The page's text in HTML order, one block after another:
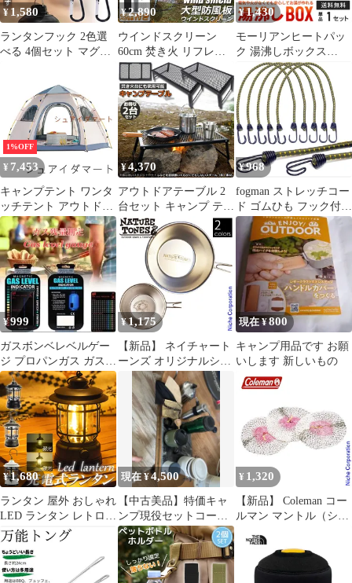
¥1,580
ランタンフック 2色選
べる 4個セット マグネ
ンプ アウトドア 吊り下
げ ハンガー 小物 冷蔵
庫 グッズ アウトドア用
品 キャンプグッズ ラン
タンハンガー ブラック
ホワイト 黒 白
¥2,890
ウインドスクリーン
60cm 焚き火 リフレク
ター 反射板 風除板 防
風板 亜鉛メッキ鋼板 大
型 風防 キャンプ 風よ
け 収納ケース付き バー
ベキュー キャンプ用品
¥1,430
モーリアンヒートパッ
ク 湯沸しボックス
（BOX）火がなくても
お湯が沸く | キャンプ /
アウトドア / 登山 / 釣
り / 備蓄品 / 非常用 / 防
災用品 / 避難所 / イン
スタント食品 / フリー
ズドライ
1%OFF
¥ 7,453
キャンプテント ワンタ
ッチテント アウトドア
キャンプ用品 六角形構
造 簡単設営 通気性抜群
防風 UVカット UPF50+
3~4人用テント 2つド
ア?四つ側窓設計 専用
収納袋付属
¥4,370
アウトドアテーブル 2
台セット キャンプ テー
ブル 焚き火テーブル
55×30cm 折りたたみ フ
ィールドラック キャン
プ用品 フルメッシュミ
ニテーブル スチール フ
ィールドラック BBQ 軽
量 焚き火 直火 キャン
プ アウトドア
¥968
fogman ストレッチコー
ド ゴムひも フック付き
キャンプ用品 アウトド
ア 荷物固定 5本セット
(グリーン, Medium)
¥999
ガスボンベレベルゲー
ジ プロパンガス ガス残
量計測 ガス残量表示 キ
ャンプ用品
¥1,175
【新品】 ネイチャート
ーンズ オリジナルシェ
ラカップ OSC キャンプ
用品
現在 ¥800
キャンプ用品です お願
いします 新しいもの
¥1,680
ランタン 屋外 おしゃれ
LED ランタン レトロ
無段階調光 USB充電式
小型 暖色 アウトドア
キャンプ用品 夜釣り 応
急 防災 停電用 非常用
現在 ¥4,500
【中古美品】特価キャ
ンプ現役セットコーヒ
ー用品一式ドリッパー
ミル他災害
¥ 1,320
【新品】 Coleman コー
ルマン マントル（シン
68222 キャンプ用品